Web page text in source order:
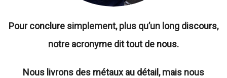
Pour conclure simplement, plus qu’un long discours,
notre acronyme dit tout de nous.
Nous livrons des métaux au détail, mais nous